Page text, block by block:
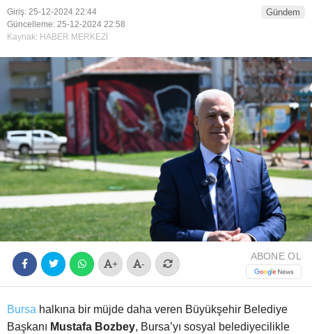
Giriş: 25-12-2024 22:44
Güncelleme: 25-12-2024 22:58
Kaynak: HABER MERKEZİ
Gündem
+ -
ABONE OL
Bursa halkına bir müjde daha veren Büyükşehir Belediye
Başkanı Mustafa Bozbey, Bursa’yı sosyal belediyecilikle